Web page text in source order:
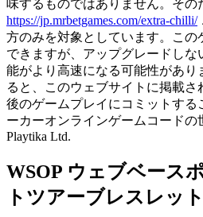
味するものではありません。その
https://jp.mrbetgames.com/extra-chilli/
方のみを対象としています。この
できますが、アップグレードし
能がより高速になる可能性があり
ると、このウェブサイトに掲載
後のゲームプレイにコミットする
ーカーオンラインゲームコードの
Playtika Ltd.
WSOP ウェブベース
トツアーブレスレット